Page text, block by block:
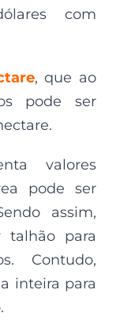
com
, que ao
pode ser
valores
pode ser
assim,
talhão para
Contudo,
inteira para